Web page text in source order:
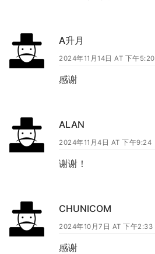
A升月
2024年11月14日 AT 下午5:20
感谢
ALAN
2024年11月4日 AT 下午9:24
谢谢！
CHUNICOM
2024年10月7日 AT 下午2:33
感谢